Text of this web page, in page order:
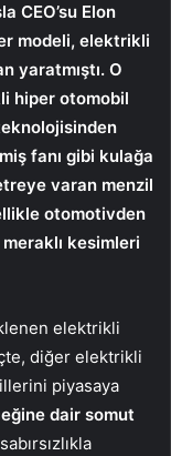
CEO’su Elon
modeli, elektrikli
yaratmıştı. O
hiper otomobil
fanı gibi kulağa
varan menzil
otomotivden
kesimleri
elektrikli
diğer elektrikli
piyasaya
dair somut